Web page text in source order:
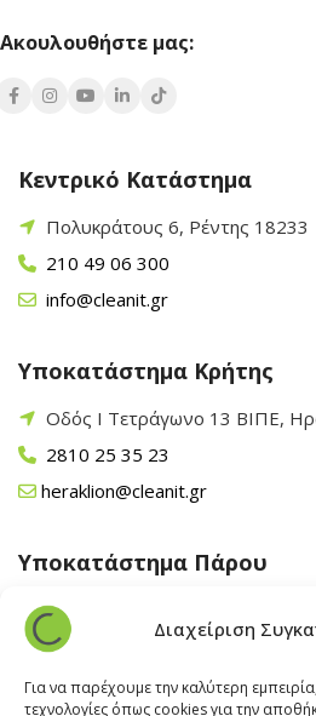
Διαχείριση
Για να παρέχουμε την καλύτερη
τεχνολογίες όπως cookies για την
Ακουλουθήστε μας:
Κεντρικό Κατάστημα
Πολυκράτους 6, Ρέντης 18233
210 49 06 300
info@cleanit.gr
Υποκατάστημα Κρήτης
Οδός Ι Τετράγωνο 13 ΒΙΠΕ,
2810 25 35 23
heraklion@cleanit.gr
Υποκατάστημα Πάρου
Άγιος Βλάσης Αρχίλοχος,
22840 43 163
paros@cleanit.gr